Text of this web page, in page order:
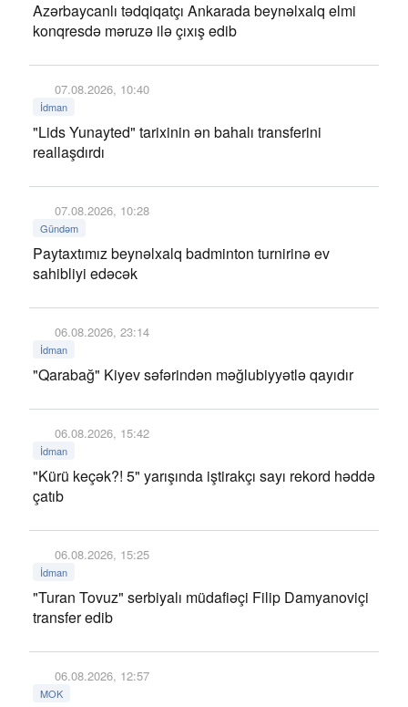
Azərbaycanlı tədqiqatçı Ankarada beynəlxalq elmi
konqresdə məruzə ilə çıxış edib
07.08.2026, 10:40
İdman
"Lids Yunayted" tarixinin ən bahalı transferini
reallaşdırdı
07.08.2026, 10:28
Gündəm
Paytaxtımız beynəlxalq badminton turnirinə ev
sahibliyi edəcək
06.08.2026, 23:14
İdman
"Qarabağ" Kiyev səfərindən məğlubiyyətlə qayıdır
06.08.2026, 15:42
İdman
"Kürü keçək?! 5" yarışında iştirakçı sayı rekord həddə
çatıb
06.08.2026, 15:25
İdman
"Turan Tovuz" serbiyalı müdafiəçi Filip Damyanoviçi
transfer edib
06.08.2026, 12:57
MOK